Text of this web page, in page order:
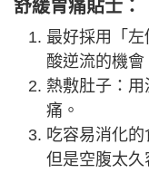
舒緩胃痛貼士：
最好採用「
酸逆流的機會
熱敷肚子：
痛。
吃容易消化的
但是空腹太